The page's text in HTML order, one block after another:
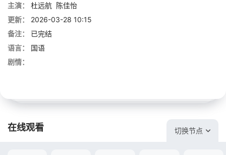
主演：
杜远航 陈佳怡
更新：
2026-03-28 10:15
备注：
已完结
语言：
国语
剧情：
在线观看 切换节点